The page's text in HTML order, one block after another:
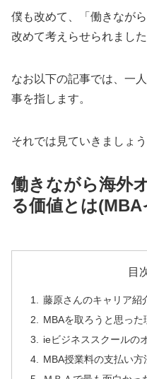
僕も改めて、「働きなが
改めて考えらせられました
なお以下の記事では、一
事を指します。
それでは見ていきましょう
働きながら海外
る価値とは(MBA
目
藤原さんのキャリア紹
MBAを取ろうと思っ
ieビジネススクールの
MBA授業料の支払い方